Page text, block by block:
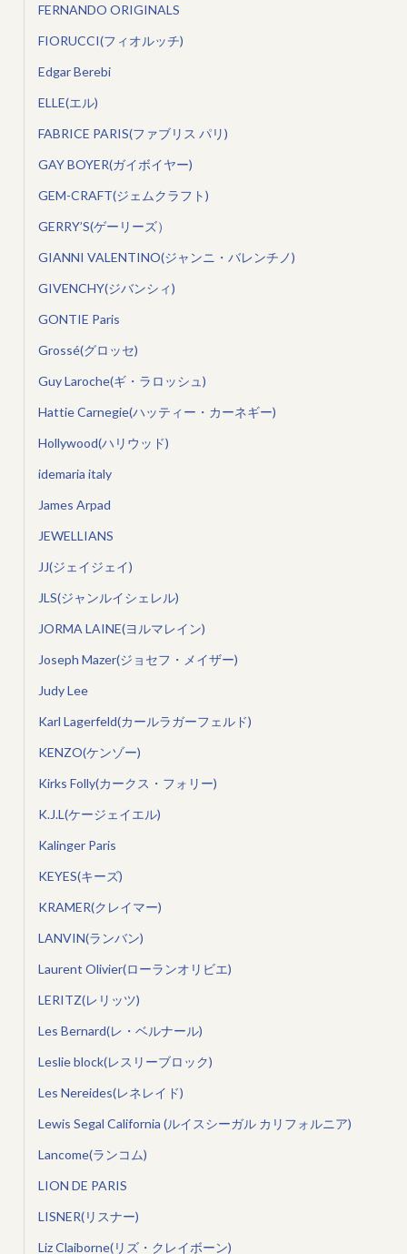
FERNANDO ORIGINALS
FIORUCCI(フィオルッチ)
Edgar Berebi
ELLE(エル)
FABRICE PARIS(ファブリス パリ)
GAY BOYER(ガイボイヤー)
GEM-CRAFT(ジェムクラフト)
GERRY’S(ゲーリーズ）
GIANNI VALENTINO(ジャンニ・バレンチノ)
GIVENCHY(ジバンシィ)
GONTIE Paris
Grossé(グロッセ)
Guy Laroche(ギ・ラロッシュ)
Hattie Carnegie(ハッティー・カーネギー)
Hollywood(ハリウッド)
idemaria italy
James Arpad
JEWELLIANS
JJ(ジェイジェイ)
JLS(ジャンルイシェレル)
JORMA LAINE(ヨルマレイン)
Joseph Mazer(ジョセフ・メイザー)
Judy Lee
Karl Lagerfeld(カールラガーフェルド)
KENZO(ケンゾー)
Kirks Folly(カークス・フォリー)
K.J.L(ケージェイエル)
Kalinger Paris
KEYES(キーズ)
KRAMER(クレイマー)
LANVIN(ランバン)
Laurent Olivier(ローランオリビエ)
LERITZ(レリッツ)
Les Bernard(レ・ベルナール)
Leslie block(レスリーブロック)
Les Nereides(レネレイド)
Lewis Segal California (ルイスシーガル カリフォルニア)
Lancome(ランコム)
LION DE PARIS
LISNER(リスナー)
Liz Claiborne(リズ・クレイボーン)